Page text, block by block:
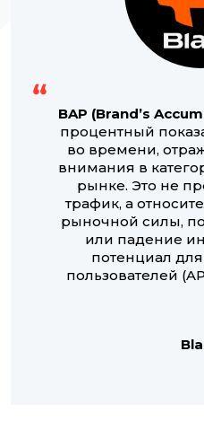
BAP (Brand’s
процентный
во времени,
внимания в
рынке. Это не
трафик, а
рыночной силы,
или падение
потенциал
пользователей